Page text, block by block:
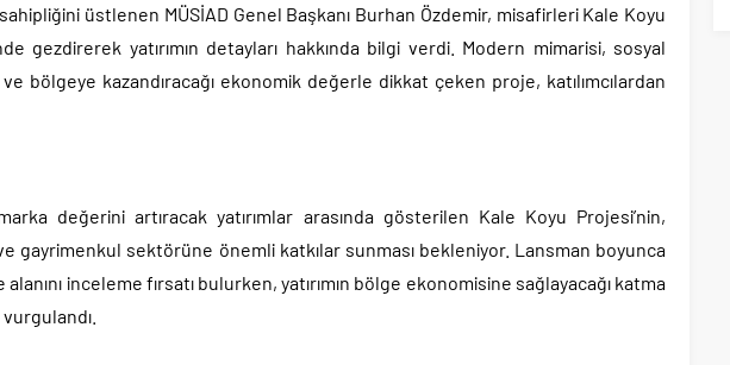
üstlenen MÜSİAD Genel Başkanı Burhan Özdemir, misafirleri Kale Koyu
gezdirerek yatırımın detayları hakkında bilgi verdi. Modern mimarisi, sosyal
ve bölgeye kazandıracağı ekonomik değerle dikkat çeken proje, katılımcılardan
marka değerini artıracak yatırımlar arasında gösterilen Kale Koyu Projesi’nin,
gayrimenkul sektörüne önemli katkılar sunması bekleniyor. Lansman boyunca
inceleme fırsatı bulurken, yatırımın bölge ekonomisine sağlayacağı katma